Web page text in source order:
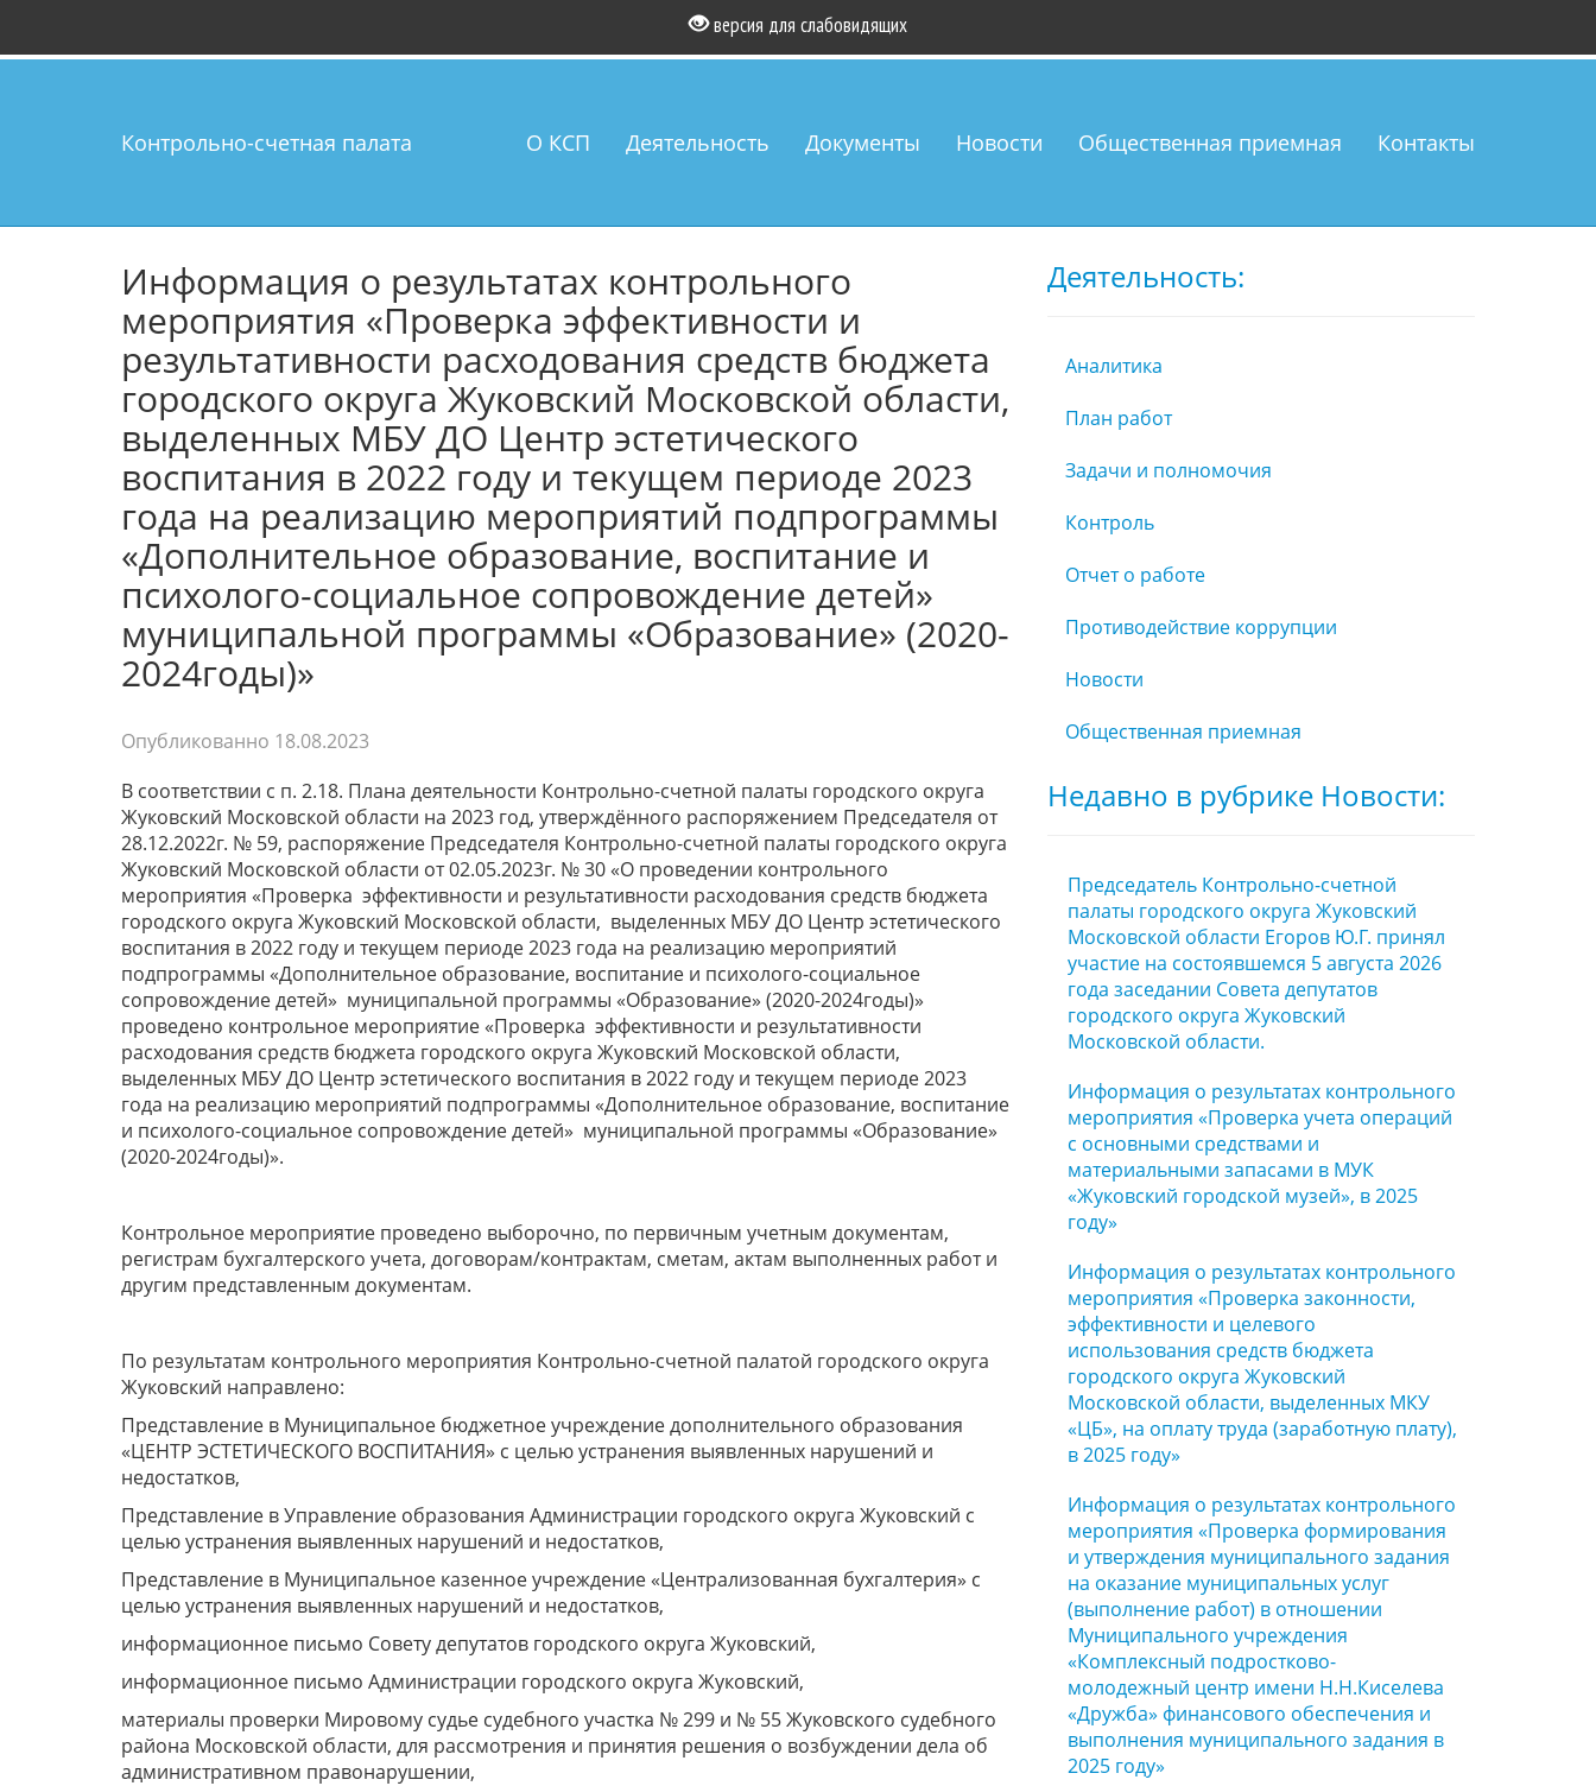
версия для слабовидящих
Контрольно-счетная палата О КСП Деятельность Документы Новости Общественная приемная Контакты
Информация о результатах контрольного
мероприятия «Проверка эффективности и
результативности расходования средств бюджета
городского округа Жуковский Московской области,
выделенных МБУ ДО Центр эстетического
воспитания в 2022 году и текущем периоде 2023
года на реализацию мероприятий подпрограммы
«Дополнительное образование, воспитание и
психолого-социальное сопровождение детей»
муниципальной программы «Образование» (2020-
2024годы)»
Опубликованно 18.08.2023
В соответствии с п. 2.18. Плана деятельности Контрольно-счетной палаты городского округа
Жуковский Московской области на 2023 год, утверждённого распоряжением Председателя от
28.12.2022г. № 59, распоряжение Председателя Контрольно-счетной палаты городского округа
Жуковский Московской области от 02.05.2023г. № 30 «О проведении контрольного
мероприятия «Проверка эффективности и результативности расходования средств бюджета
городского округа Жуковский Московской области, выделенных МБУ ДО Центр эстетического
воспитания в 2022 году и текущем периоде 2023 года на реализацию мероприятий
подпрограммы «Дополнительное образование, воспитание и психолого-социальное
сопровождение детей» муниципальной программы «Образование» (2020-2024годы)»
проведено контрольное мероприятие «Проверка эффективности и результативности
расходования средств бюджета городского округа Жуковский Московской области,
выделенных МБУ ДО Центр эстетического воспитания в 2022 году и текущем периоде 2023
года на реализацию мероприятий подпрограммы «Дополнительное образование, воспитание
и психолого-социальное сопровождение детей» муниципальной программы «Образование»
(2020-2024годы)».
Контрольное мероприятие проведено выборочно, по первичным учетным документам,
регистрам бухгалтерского учета, договорам/контрактам, сметам, актам выполненных работ и
другим представленным документам.
По результатам контрольного мероприятия Контрольно-счетной палатой городского округа
Жуковский направлено:
Представление в Муниципальное бюджетное учреждение дополнительного образования
«ЦЕНТР ЭСТЕТИЧЕСКОГО ВОСПИТАНИЯ» с целью устранения выявленных нарушений и
недостатков,
Представление в Управление образования Администрации городского округа Жуковский с
целью устранения выявленных нарушений и недостатков,
Представление в Муниципальное казенное учреждение «Централизованная бухгалтерия» с
целью устранения выявленных нарушений и недостатков,
информационное письмо Совету депутатов городского округа Жуковский,
информационное письмо Администрации городского округа Жуковский,
материалы проверки Мировому судье судебного участка № 299 и № 55 Жуковского судебного
района Московской области, для рассмотрения и принятия решения о возбуждении дела об
административном правонарушении,
Деятельность:
Аналитика
План работ
Задачи и полномочия
Контроль
Отчет о работе
Противодействие коррупции
Новости
Общественная приемная
Недавно в рубрике Новости:
Председатель Контрольно-счетной
палаты городского округа Жуковский
Московской области Егоров Ю.Г. принял
участие на состоявшемся 5 августа 2026
года заседании Совета депутатов
городского округа Жуковский
Московской области.
Информация о результатах контрольного
мероприятия «Проверка учета операций
с основными средствами и
материальными запасами в МУК
«Жуковский городской музей», в 2025
году»
Информация о результатах контрольного
мероприятия «Проверка законности,
эффективности и целевого
использования средств бюджета
городского округа Жуковский
Московской области, выделенных МКУ
«ЦБ», на оплату труда (заработную плату),
в 2025 году»
Информация о результатах контрольного
мероприятия «Проверка формирования
и утверждения муниципального задания
на оказание муниципальных услуг
(выполнение работ) в отношении
Муниципального учреждения
«Комплексный подростково-
молодежный центр имени Н.Н.Киселева
«Дружба» финансового обеспечения и
выполнения муниципального задания в
2025 году»